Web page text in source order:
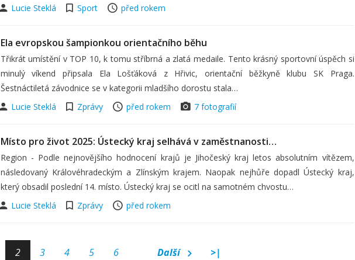
Lucie Steklá
Sport před rokem
Ela evropskou šampionkou orientačního běhu
Třikrát umístění v TOP 10, k tomu stříbrná a zlatá medaile. Tento krásný sportovní úspěch si
minulý víkend připsala Ela Lošťáková z Hřivic, orientační běžkyně klubu SK Praga.
Šestnáctiletá závodnice se v kategorii mladšího dorostu stala…
Lucie Steklá
Zprávy před rokem 7 fotografií
Místo pro život 2025: Ústecký kraj selhává v zaměstnanosti…
Region - Podle nejnovějšího hodnocení krajů je Jihočeský kraj letos absolutním vítězem,
následovaný Královéhradeckým a Zlínským krajem. Naopak nejhůře dopadl Ústecký kraj,
který obsadil poslední 14. místo. Ústecký kraj se ocitl na samotném chvostu…
Lucie Steklá
Zprávy před rokem
2 3 4 5 6 Další >|